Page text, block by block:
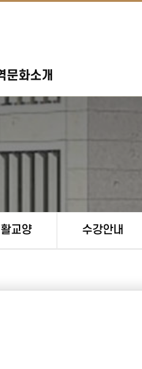
문화소개
교양 수강안내